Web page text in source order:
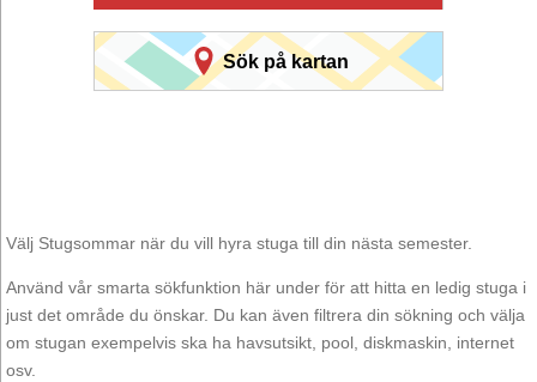
Sök på kartan
Välj Stugsommar när du vill hyra stuga till din nästa semester.
Använd vår smarta sökfunktion här under för att hitta en ledig stuga i
just det område du önskar. Du kan även filtrera din sökning och välja
om stugan exempelvis ska ha havsutsikt, pool, diskmaskin, internet
osv.